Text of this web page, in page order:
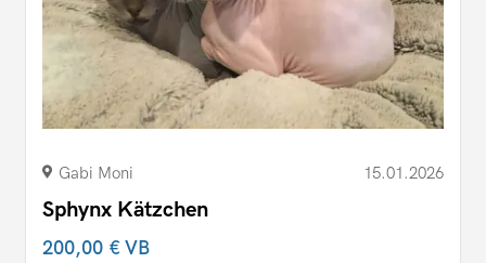
Gabi Moni 15.01.2026
Sphynx Kätzchen
200,00 €VB